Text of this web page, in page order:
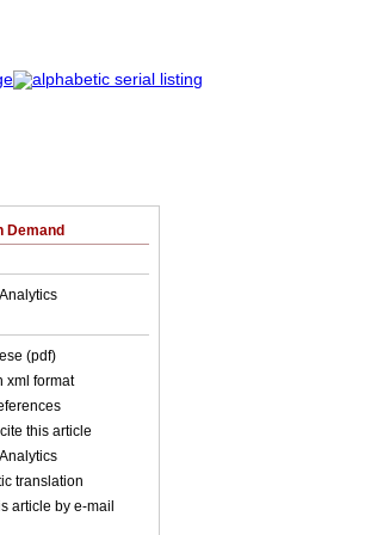
Demand
(pdf)
xml format
this article
translation
article by e-mail